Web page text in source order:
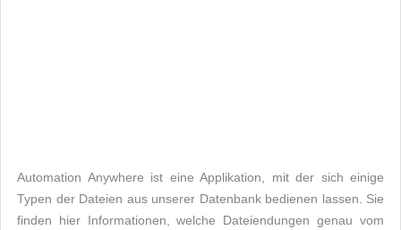
Automation Anywhere ist eine Applikation, mit der sich einige
Typen der Dateien aus unserer Datenbank bedienen lassen. Sie
finden hier Informationen, welche Dateiendungen genau vom